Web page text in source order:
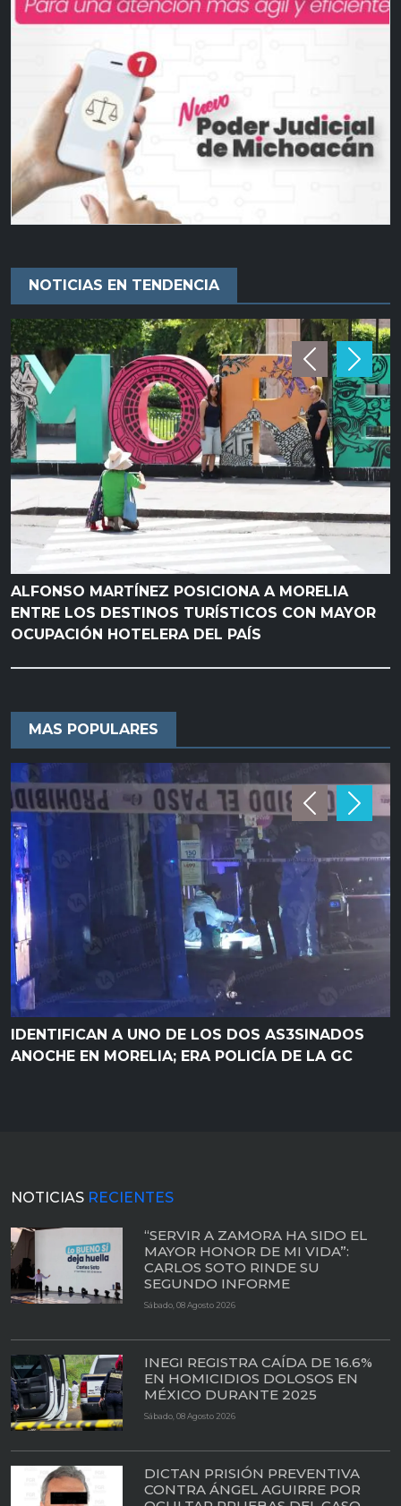
NOTICIAS EN TENDENCIA
ALFONSO MARTÍNEZ POSICIONA A MORELIA
ENTRE LOS DESTINOS TURÍSTICOS CON MAYOR
OCUPACIÓN HOTELERA DEL PAÍS
PreviousNext
MAS POPULARES
IDENTIFICAN A UNO DE LOS DOS AS3SINADOS
ANOCHE EN MORELIA; ERA POLICÍA DE LA GC
PreviousNext
NOTICIAS RECIENTES
“SERVIR A ZAMORA HA SIDO EL
MAYOR HONOR DE MI VIDA”:
CARLOS SOTO RINDE SU
SEGUNDO INFORME
Sábado, 08 Agosto 2026
INEGI REGISTRA CAÍDA DE 16.6%
EN HOMICIDIOS DOLOSOS EN
MÉXICO DURANTE 2025
Sábado, 08 Agosto 2026
DICTAN PRISIÓN PREVENTIVA
CONTRA ÁNGEL AGUIRRE POR